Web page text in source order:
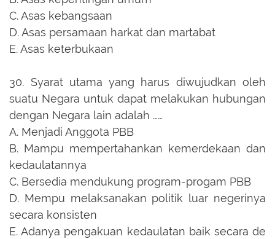
C.Asas kebangsaan
D.Asas persamaan harkat dan martabat
E.Asas keterbukaan
30. Syarat utama yang harus diwujudkan oleh
suatu Negara untuk dapat melakukan hubungan
dengan Negara lain adalah ……
A. Menjadi Anggota PBB
B. Mampu mempertahankan kemerdekaan dan
kedaulatannya
C. Bersedia mendukung program-progam PBB
D. Mempu melaksanakan politik luar negerinya
secara konsisten
E. Adanya pengakuan kedaulatan baik secara de